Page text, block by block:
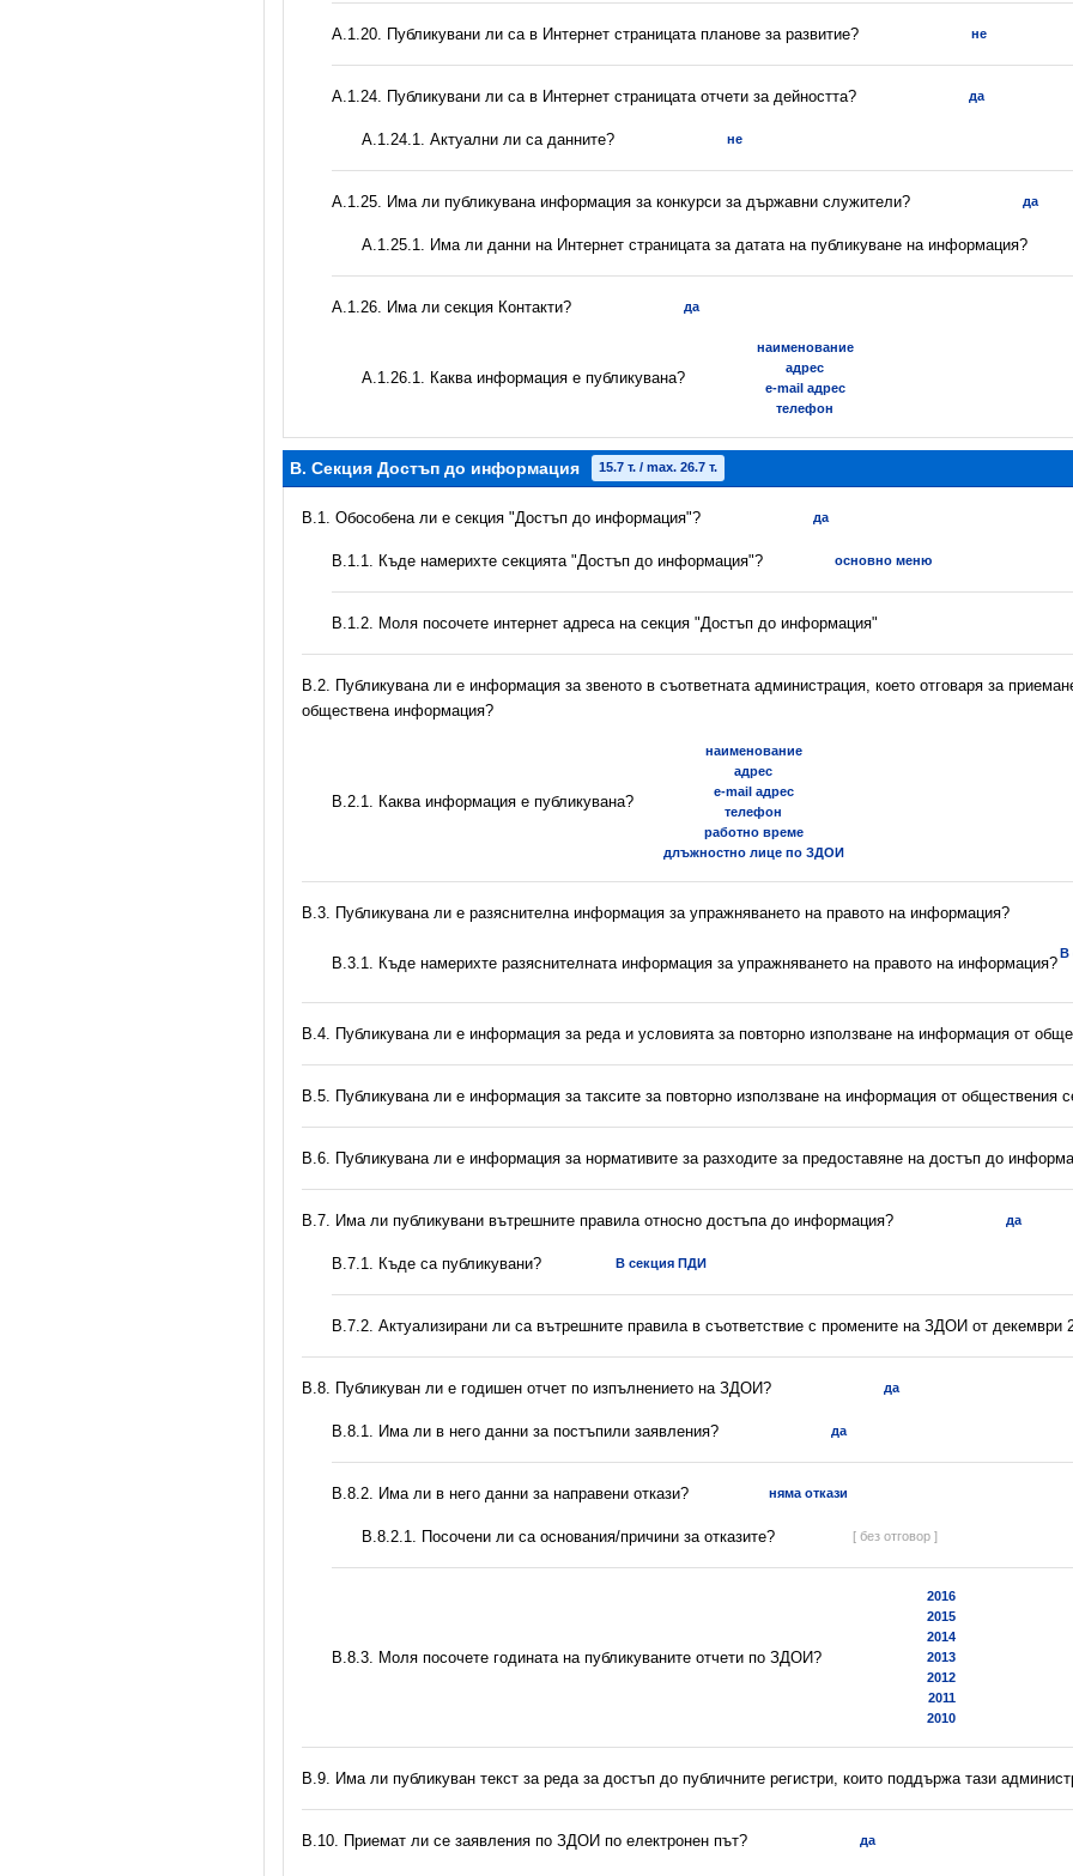
А.1.20. Публикувани ли са в Интернет страницата планове за развитие? не
А.1.24. Публикувани ли са в Интернет страницата отчети за дейността? да
A.1.24.1. Актуални ли са данните? не
А.1.25. Има ли публикувана информация за конкурси за държавни служители? да
A.1.25.1. Има ли данни на Интернет страницата за датата на публикуване на информация?
А.1.26. Има ли секция Контакти? да
А.1.26.1. Каква информация е публикувана?
наименование
адрес
e-mail адрес
телефон
B. Секция Достъп до информация 15.7 т. / max. 26.7 т.
В.1. Обособена ли е секция "Достъп до информация"? да
В.1.1. Къде намерихте секцията "Достъп до информация"? основно меню
B.1.2. Моля посочете интернет адреса на секция "Достъп до информация"
В.2. Публикувана ли е информация за звеното в съответната администрация, което отговаря за
обществена информация?
B.2.1. Каква информация е публикувана?
наименование
адрес
e-mail адрес
телефон
работно време
длъжностно лице по ЗДОИ
В.3. Публикувана ли е разяснителна информация за упражняването на правото на информация?
В.3.1. Къде намерихте разяснителната информация за упражняването на правото на информация?
В
В.4. Публикувана ли е информация за реда и условията за повторно използване на информация от
В.5. Публикувана ли е информация за таксите за повторно използване на информация от обществения
В.6. Публикувана ли е информация за нормативите за разходите за предоставяне на достъп до
В.7. Има ли публикувани вътрешните правила относно достъпа до информация? да
В.7.1. Къде са публикувани? В секция ПДИ
В.7.2. Актуализирани ли са вътрешните правила в съответствие с промените на ЗДОИ от декември
В.8. Публикуван ли е годишен отчет по изпълнението на ЗДОИ? да
В.8.1. Има ли в него данни за постъпили заявления? да
В.8.2. Има ли в него данни за направени откази? няма откази
В.8.2.1. Посочени ли са основания/причини за отказите? [ без отговор ]
В.8.3. Моля посочете годината на публикуваните отчети по ЗДОИ?
2016
2015
2014
2013
2012
2011
2010
В.9. Има ли публикуван текст за реда за достъп до публичните регистри, които поддържа тази
В.10. Приемат ли се заявления по ЗДОИ по електронен път? да